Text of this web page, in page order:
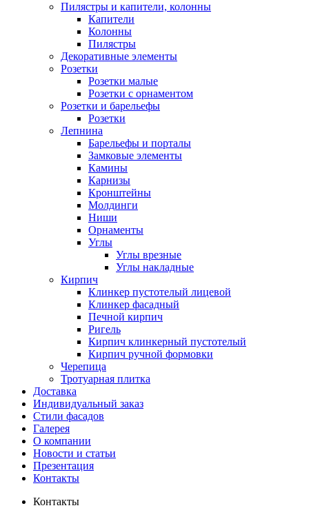
Пилястры и капители, колонны
Капители
Колонны
Пилястры
Декоративные элементы
Розетки
Розетки малые
Розетки с орнаментом
Розетки и барельефы
Розетки
Лепнина
Барельефы и порталы
Замковые элементы
Камины
Карнизы
Кронштейны
Молдинги
Ниши
Орнаменты
Углы
Углы врезные
Углы накладные
Кирпич
Клинкер пустотелый лицевой
Клинкер фасадный
Печной кирпич
Ригель
Кирпич клинкерный пустотелый
Кирпич ручной формовки
Черепица
Тротуарная плитка
Доставка
Индивидуальный заказ
Стили фасадов
Галерея
О компании
Новости и статьи
Презентация
Контакты
Контакты